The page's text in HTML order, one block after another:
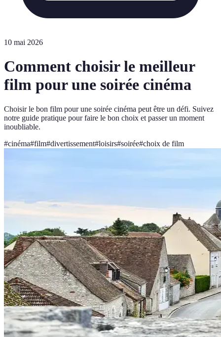
10 mai 2026
Comment choisir le meilleur
film pour une soirée cinéma
Choisir le bon film pour une soirée cinéma peut être un défi. Suivez
notre guide pratique pour faire le bon choix et passer un moment
inoubliable.
#cinéma#film#divertissement#loisirs#soirée#choix de film